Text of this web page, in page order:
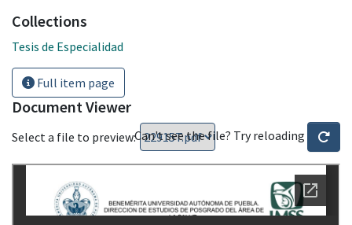
Collections
Tesis de Especialidad
Full item page
Document Viewer
Select a file to preview:Can't see the file? Try reloading